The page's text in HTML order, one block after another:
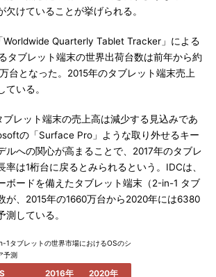
欠けていることが挙げられる。
Quarterly Tablet Tracker」による
タブレット端末の世界出荷台数は前年から約
台となった。2015年のタブレット端末売上
ている。
レット端末の売上高は減少する見込みであ
の「Surface Pro」ような取り外せるキー
ルへの関心が高まることで、2017年のタブレ
率は1桁台に戻るとみられるという。IDCは、
ボードを備えたタブレット端末（2-in-1 タブ
が、2015年の1660万台から2020年には6380
している。
1タブレットの世界市場におけるOSのシ
予測
2016年 2020年